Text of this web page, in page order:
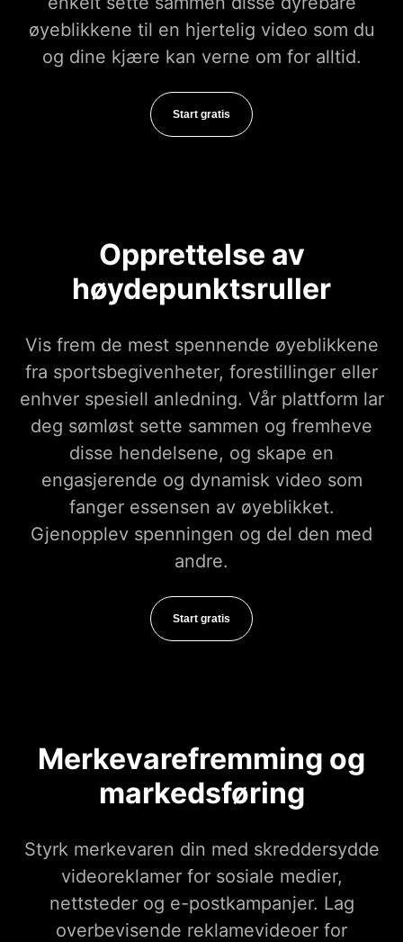
øyeblikkene til en hjertelig video som du
og dine kjære kan verne om for alltid.
Start gratis
Opprettelse av
høydepunktsruller
Vis frem de mest spennende øyeblikkene
fra sportsbegivenheter, forestillinger eller
enhver spesiell anledning. Vår plattform lar
deg sømløst sette sammen og fremheve
disse hendelsene, og skape en
engasjerende og dynamisk video som
fanger essensen av øyeblikket.
Gjenopplev spenningen og del den med
andre.
Start gratis
Merkevarefremming og
markedsføring
Styrk merkevaren din med skreddersydde
videoreklamer for sosiale medier,
nettsteder og e-postkampanjer. Lag
overbevisende reklamevideoer for